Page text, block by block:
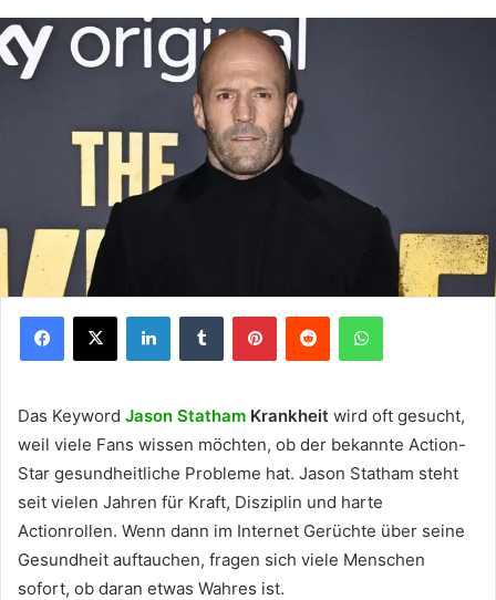
Facebook
X LinkedInTumblr PinterestReddit WhatsApp
Das Keyword Jason Statham Krankheit wird oft gesucht,
weil viele Fans wissen möchten, ob der bekannte Action-
Star gesundheitliche Probleme hat. Jason Statham steht
seit vielen Jahren für Kraft, Disziplin und harte
Actionrollen. Wenn dann im Internet Gerüchte über seine
Gesundheit auftauchen, fragen sich viele Menschen
sofort, ob daran etwas Wahres ist.